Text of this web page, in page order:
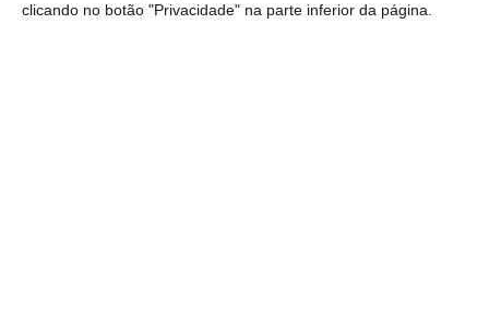
clicando no botão "Privacidade" na parte inferior da página.